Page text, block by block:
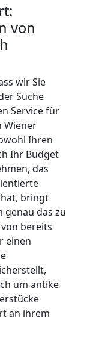
von
wir Sie
Suche
Service für
Wiener
Ihren
Ihr Budget
das
bringt
genau das zu
bereits
einen
um antike
an ihrem